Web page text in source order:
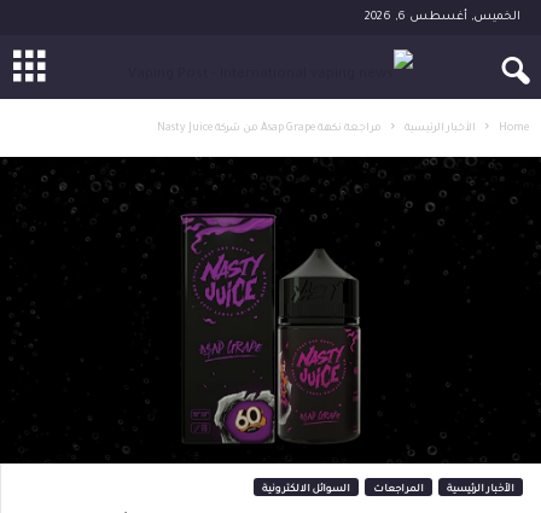
الخميس, أغسطس 6, 2026
Home الأخبار الرئيسية مراجعة نكهة Asap Grape من شركة Nasty Juice
الأخبار الرئيسية المراجعات السوائل الالكترونية